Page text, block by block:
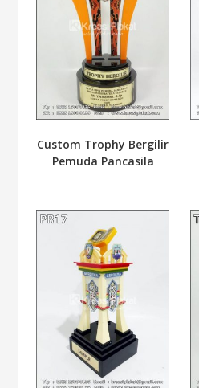
Custom Trophy Bergilir
Pemuda Pancasila